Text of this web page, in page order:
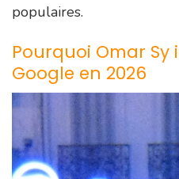
populaires.
Pourquoi Omar
Google en 2026